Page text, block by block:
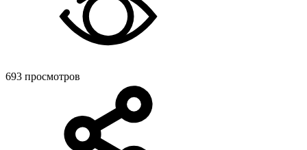
693 просмотров